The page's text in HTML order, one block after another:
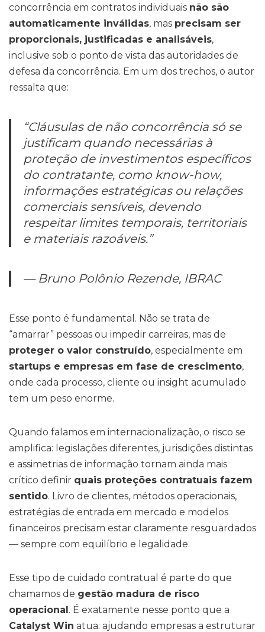
concorrência em contratos individuais não são
automaticamente inválidas, mas precisam ser
proporcionais, justificadas e analisáveis,
inclusive sob o ponto de vista das autoridades de
defesa da concorrência. Em um dos trechos, o autor
ressalta que:
“Cláusulas de não concorrência só se
justificam quando necessárias à
proteção de investimentos específicos
do contratante, como know-how,
informações estratégicas ou relações
comerciais sensíveis, devendo
respeitar limites temporais, territoriais
e materiais razoáveis.”
— Bruno Polônio Rezende, IBRAC
Esse ponto é fundamental. Não se trata de
“amarrar” pessoas ou impedir carreiras, mas de
proteger o valor construído, especialmente em
startups e empresas em fase de crescimento,
onde cada processo, cliente ou insight acumulado
tem um peso enorme.
Quando falamos em internacionalização, o risco se
amplifica: legislações diferentes, jurisdições distintas
e assimetrias de informação tornam ainda mais
crítico definir quais proteções contratuais fazem
sentido. Livro de clientes, métodos operacionais,
estratégias de entrada em mercado e modelos
financeiros precisam estar claramente resguardados
— sempre com equilíbrio e legalidade.
Esse tipo de cuidado contratual é parte do que
chamamos de gestão madura de risco
operacional. É exatamente nesse ponto que a
Catalyst Win atua: ajudando empresas a estruturar